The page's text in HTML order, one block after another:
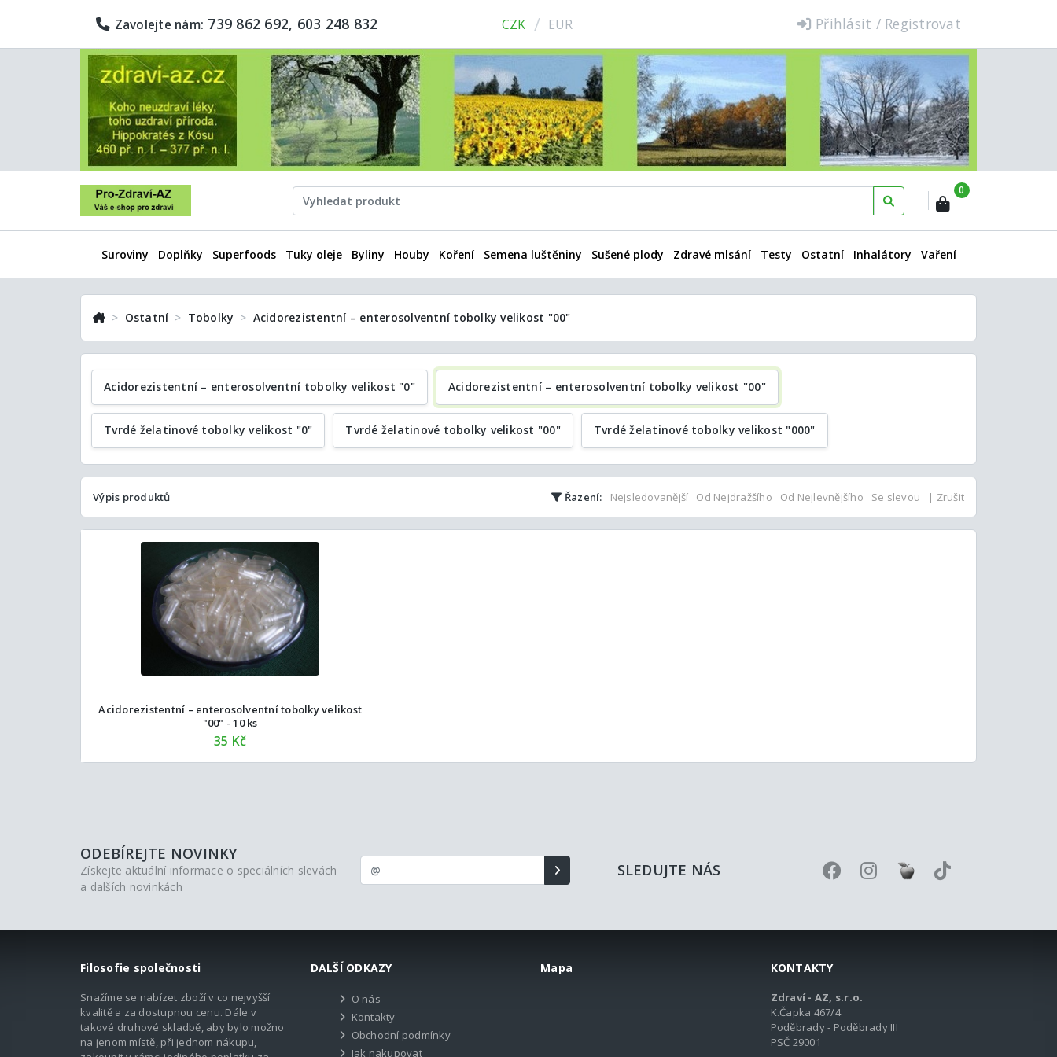
Zavolejte nám: 739 862 692, 603 248 832 CZK / EUR Přihlásit / Registrovat
0
Suroviny Doplňky Superfoods Tuky oleje Byliny Houby Koření Semena luštěniny Sušené plody Zdravé mlsání Testy Ostatní Inhalátory Vaření
Ostatní Tobolky Acidorezistentní – enterosolventní tobolky velikost "00"
Acidorezistentní – enterosolventní tobolky velikost "0" Acidorezistentní – enterosolventní tobolky velikost "00"
Tvrdé želatinové tobolky velikost "0" Tvrdé želatinové tobolky velikost "00" Tvrdé želatinové tobolky velikost "000"
Výpis produktů Řazení: Nejsledovanější Od Nejdražšího Od Nejlevnějšího Se slevou | Zrušit
Acidorezistentní – enterosolventní tobolky velikost
"00" - 10 ks
35 Kč
ODEBÍREJTE NOVINKY
Získejte aktuální informace o speciálních slevách
a dalších novinkách
SLEDUJTE NÁS
Filosofie společnosti
Snažíme se nabízet zboží v co nejvyšší
kvalitě a za dostupnou cenu. Dále v
takové druhové skladbě, aby bylo možno
na jenom místě, při jednom nákupu,
DALŠÍ ODKAZY
O nás
Kontakty
Obchodní podmínky
Jak nakupovat
Mapa KONTAKTY
Zdraví - AZ, s.r.o.
K.Čapka 467/4
Poděbrady - Poděbrady III
PSČ 29001